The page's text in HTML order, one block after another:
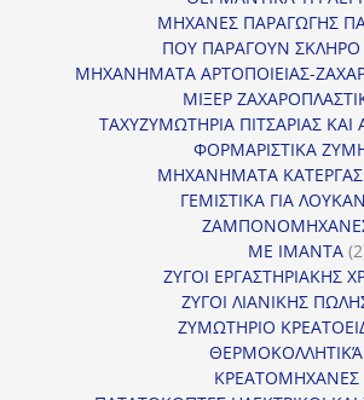
ΜΗΧΑΝΕΣ ΠΑΡΑΓΩΓΗΣ
ΠΟΥ ΠΑΡΑΓΟΥΝ ΣΚΛΗΡΟ
ΜΗΧΑΝΗΜΑΤΑ ΑΡΤΟΠΟΙΕΙΑΣ-
ΜΙΞΕΡ
ΤΑΧΥΖΥΜΩΤΗΡΙΑ ΠΙΤΣΑΡΙΑΣ ΚΑΙ
ΦΟΡΜΑΡΙΣΤΙΚΑ
ΜΗΧΑΝΗΜΑΤΑ
ΓΕΜΙΣΤΙΚΑ ΓΙΑ
ΜΕ ΙΜΑΝΤΑ 2
ΖΥΓΟΙ ΕΡΓΑΣΤΗΡΙΑΚΗΣ
ΖΥΓΟΙ ΛΙΑΝΙΚΗΣ
ΖΥΜΩΤΗΡΙΟ
ΘΕΡΜΟΚΟΛΛΗΤΙΚΆ
ΚΡΕΑΤΟΜΗΧΑΝΕΣ